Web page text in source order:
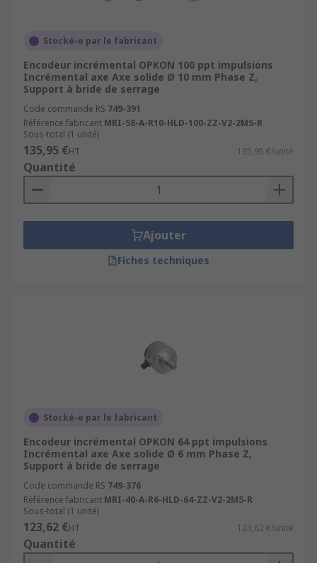
Stocké-e par le fabricant
Encodeur incrémental OPKON 100 ppt impulsions
Incrémental axe Axe solide Ø 10 mm Phase Z,
Support à bride de serrage
Code commande RS 749-391
Référence fabricant MRI-58-A-R10-HLD-100-ZZ-V2-2M5-R
Sous-total (1 unité)
135,95 €HT 135,95 €/unité
Quantité
Ajouter
Fiches techniques
Stocké-e par le fabricant
Encodeur incrémental OPKON 64 ppt impulsions
Incrémental axe Axe solide Ø 6 mm Phase Z,
Support à bride de serrage
Code commande RS 749-376
Référence fabricant MRI-40-A-R6-HLD-64-ZZ-V2-2M5-R
Sous-total (1 unité)
123,62 €HT 123,62 €/unité
Quantité